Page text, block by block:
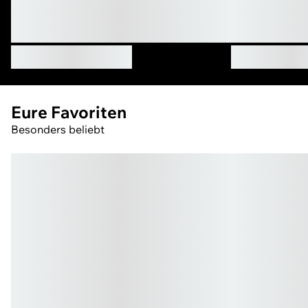
Eure Favoriten
Besonders beliebt